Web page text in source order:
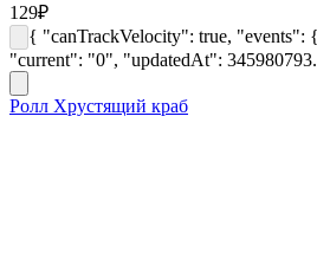
129₽
{ "canTrackVelocity": true, "events":
"current": "0", "updatedAt":
Ролл Хрустящий краб